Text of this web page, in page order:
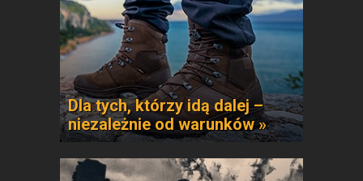
Dla tych, którzy idą dalej –
niezależnie od warunków »